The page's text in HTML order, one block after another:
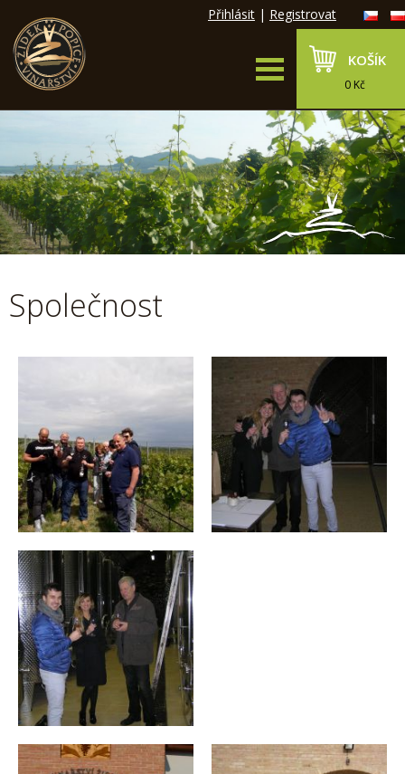
Přihlásit | Registrovat
KOŠÍK
0 Kč
Společnost